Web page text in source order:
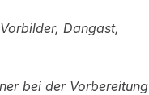
Dangast,
bei der Vorbereitung